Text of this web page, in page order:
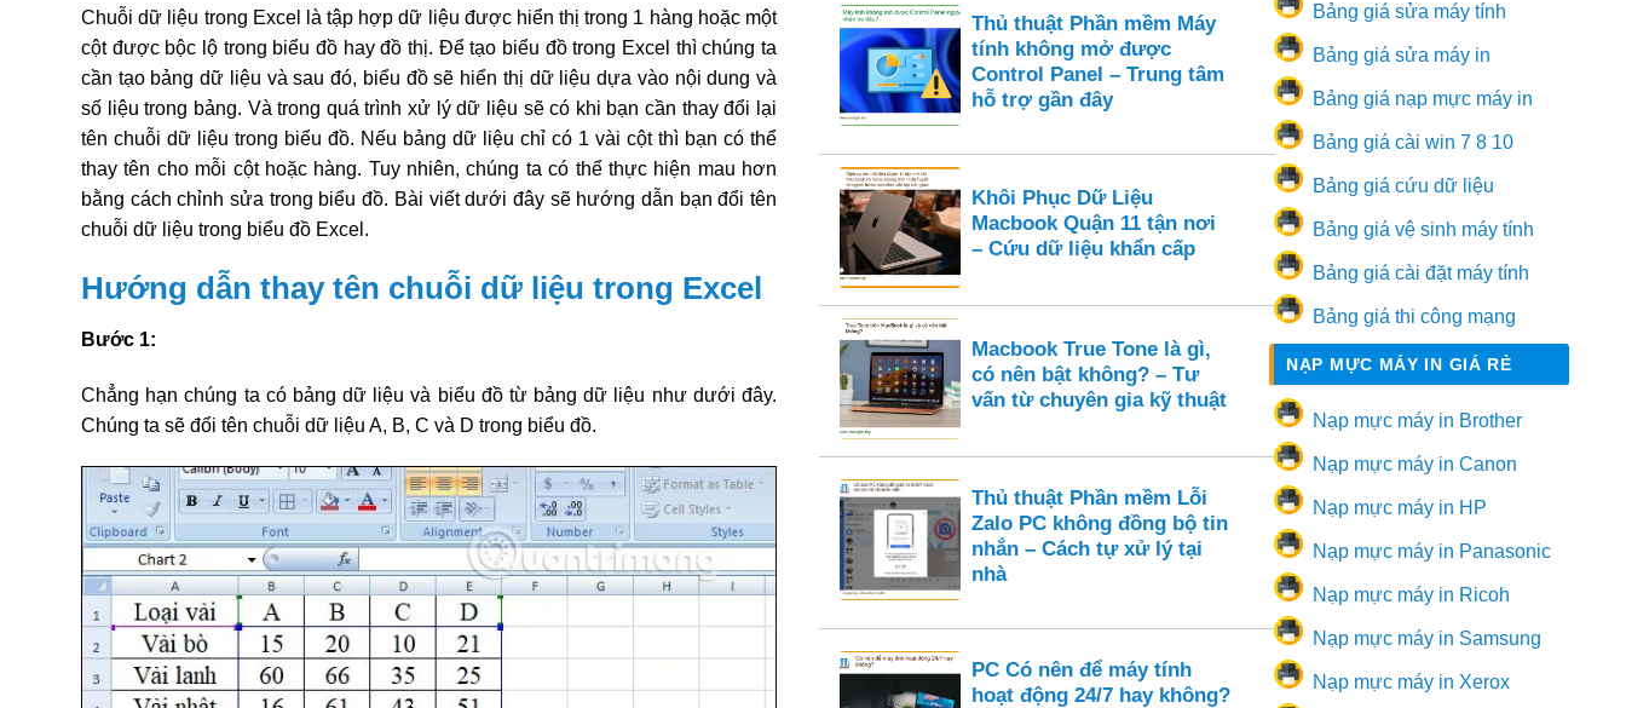
Chuỗi dữ liệu trong Excel là tập hợp dữ liệu được hiển thị trong 1 hàng hoặc một
cột được bộc lộ trong biểu đồ hay đồ thị. Để tạo biểu đồ trong Excel thì chúng ta
cần tạo bảng dữ liệu và sau đó, biểu đồ sẽ hiển thị dữ liệu dựa vào nội dung và
số liệu trong bảng. Và trong quá trình xử lý dữ liệu sẽ có khi bạn cần thay đổi lại
tên chuỗi dữ liệu trong biểu đồ. Nếu bảng dữ liệu chỉ có 1 vài cột thì bạn có thể
thay tên cho mỗi cột hoặc hàng. Tuy nhiên, chúng ta có thể thực hiện mau hơn
bằng cách chỉnh sửa trong biểu đồ. Bài viết dưới đây sẽ hướng dẫn bạn đổi tên
chuỗi dữ liệu trong biểu đồ Excel.
Hướng dẫn thay tên chuỗi dữ liệu trong Excel
Bước 1:
Chẳng hạn chúng ta có bảng dữ liệu và biểu đồ từ bảng dữ liệu như dưới đây.
Chúng ta sẽ đổi tên chuỗi dữ liệu A, B, C và D trong biểu đồ.
Thủ thuật Phần mềm Máy
tính không mở được
Control Panel – Trung tâm
hỗ trợ gần đây
Khôi Phục Dữ Liệu
Macbook Quận 11 tận nơi
– Cứu dữ liệu khẩn cấp
Macbook True Tone là gì,
có nên bật không? – Tư
vấn từ chuyên gia kỹ thuật
Thủ thuật Phần mềm Lỗi
Zalo PC không đồng bộ tin
nhắn – Cách tự xử lý tại
nhà
PC Có nên để máy tính
hoạt động 24/7 hay không?
Bảng giá sửa máy tính
Bảng giá sửa máy in
Bảng giá nạp mực máy in
Bảng giá cài win 7 8 10
Bảng giá cứu dữ liệu
Bảng giá vệ sinh máy tính
Bảng giá cài đặt máy tính
Bảng giá thi công mạng
NẠP MỰC MÁY IN GIÁ RẺ
Nạp mực máy in Brother
Nạp mực máy in Canon
Nạp mực máy in HP
Nạp mực máy in Panasonic
Nạp mực máy in Ricoh
Nạp mực máy in Samsung
Nạp mực máy in Xerox